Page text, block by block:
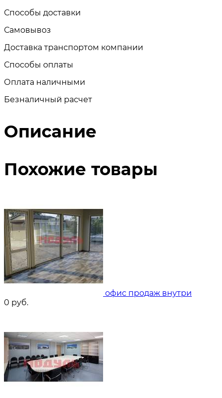
Способы доставки
Самовывоз
Доставка транспортом компании
Способы оплаты
Оплата наличными
Безналичный расчет
Описание
Похожие товары
офис продаж внутри
0 руб.